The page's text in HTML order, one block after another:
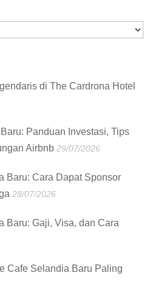
di The Cardrona Hotel
Panduan Investasi, Tips
Airbnb 29/07/2026
Baru: Cara Dapat Sponsor
28/07/2026
Baru: Gaji, Visa, dan Cara
Cafe Selandia Baru Paling